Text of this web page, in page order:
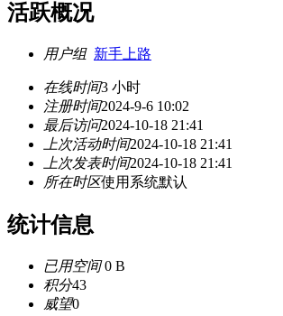
活跃概况
用户组 新手上路
在线时间3 小时
注册时间2024-9-6 10:02
最后访问2024-10-18 21:41
上次活动时间2024-10-18 21:41
上次发表时间2024-10-18 21:41
所在时区使用系统默认
统计信息
已用空间0 B
积分43
威望0